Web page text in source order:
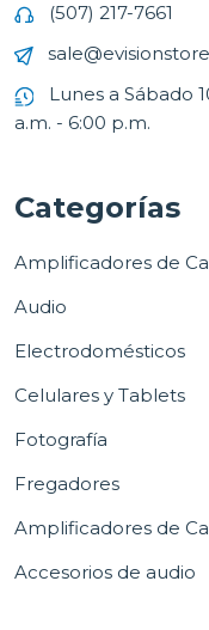
(507) 217-7661
Lunes a Sábado
a.m. - 6:00 p.m.
Categorías
Amplificadores de
Audio
Electrodomésticos
Celulares y Tablets
Fotografía
Fregadores
Amplificadores de
Accesorios de audio